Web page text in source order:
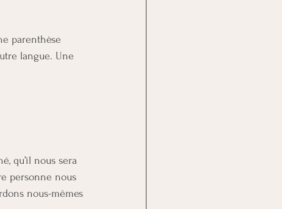
parenthèse
langue. Une
qu’il nous sera
personne nous
nous-mêmes